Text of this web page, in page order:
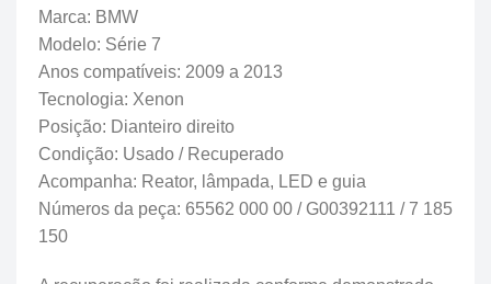
Marca: BMW
Modelo: Série 7
Anos compatíveis: 2009 a 2013
Tecnologia: Xenon
Posição: Dianteiro direito
Condição: Usado / Recuperado
Acompanha: Reator, lâmpada, LED e guia
Números da peça: 65562 000 00 / G00392111 / 7 185
150